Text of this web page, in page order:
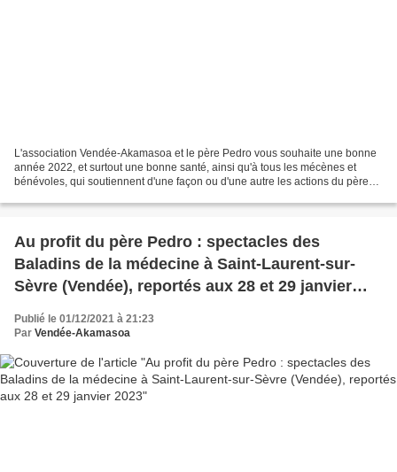
L'association Vendée-Akamasoa et le père Pedro vous souhaite une bonne
année 2022, et surtout une bonne santé, ainsi qu'à tous les mécènes et
bénévoles, qui soutiennent d'une façon ou d'une autre les actions du père
Au profit du père Pedro : spectacles des
Baladins de la médecine à Saint-Laurent-sur-
Sèvre (Vendée), reportés aux 28 et 29 janvier
Publié le 01/12/2021 à 21:23
Par Vendée-Akamasoa